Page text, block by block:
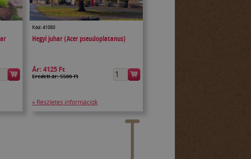
Kód: 41050
Hegyi juhar (Acer pseudoplatanus)
Ár:4125 Ft
Eredeti ár: 5500 Ft
» Részletes információk